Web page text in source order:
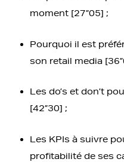
moment [27”05] ;
Pourquoi il est
son retail media
Les do’s et don’t
[42”30] ;
Les KPIs à suivre
profitabilité de ses